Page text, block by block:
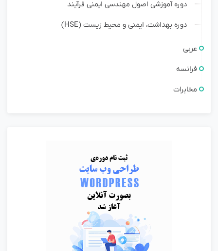
دوره آموزشی اصول مهندسی ایمنی فرآیند
دوره بهداشت، ایمنی و محیط زیست (HSE)
عربی
فرانسه
مخابرات